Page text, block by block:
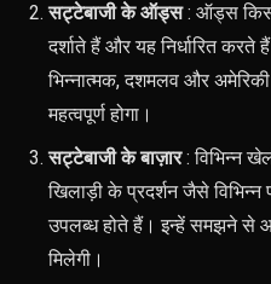
सट्टेबाजी के ऑड्स: ऑड्स किसी
दर्शाते हैं और यह निर्धारित
भिन्नात्मक, दशमलव और
महत्वपूर्ण होगा।
सट्टेबाजी के बाज़ार: विभिन्न
खिलाड़ी के प्रदर्शन जैसे
उपलब्ध होते हैं। इन्हें समझने से
मिलेगी।